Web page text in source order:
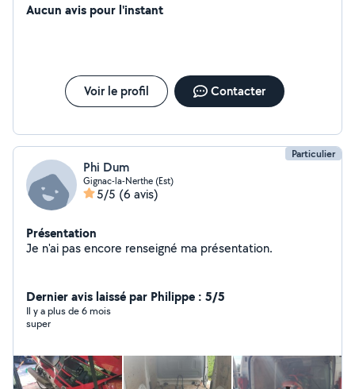
Courses Réparations électroménager... Besoins
Aucun avis pour l'instant
Voir le profil Contacter
Particulier
Phi Dum
Gignac-la-Nerthe (Est)
5/5 (6 avis)
Présentation
Je n'ai pas encore renseigné ma présentation.
Dernier avis laissé par Philippe : 5/5
Il y a plus de 6 mois
super